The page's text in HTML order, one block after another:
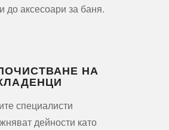
до аксесоари за баня.
НА
специалисти
дейности като